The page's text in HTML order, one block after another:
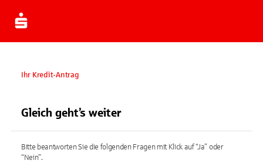
Ihr Kredit-Antrag
Gleich geht’s weiter
Bitte beantworten Sie die folgenden Fragen mit Klick auf “Ja” oder
“Nein”.